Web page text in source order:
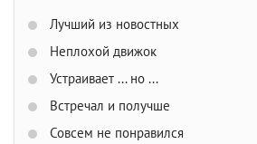
Лучший из новостных
Неплохой движок
Устраивает ... но ...
Встречал и получше
Совсем не понравился